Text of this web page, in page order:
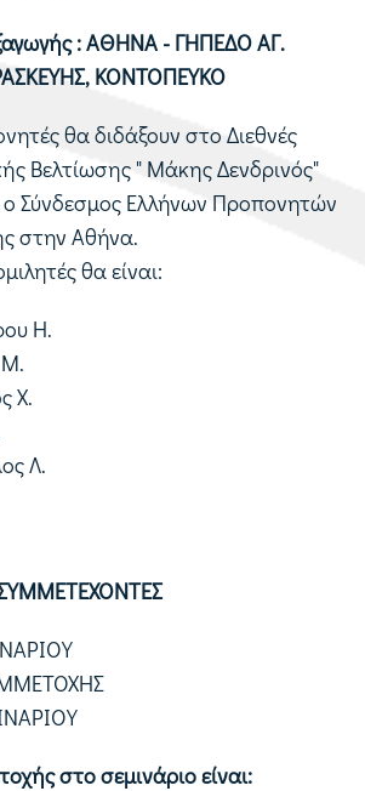
: ΑΘΗΝΑ - ΓΗΠΕΔΟ ΑΓ.
ΚΟΝΤΟΠΕΥΚΟ
θα διδάξουν στο Διεθνές
Βελτίωσης " Μάκης Δενδρινός"
ο Σύνδεσμος Ελλήνων Προπονητών
στην Αθήνα.
θα είναι:
Η.
Χ.
Λ.
στο σεμινάριο είναι: